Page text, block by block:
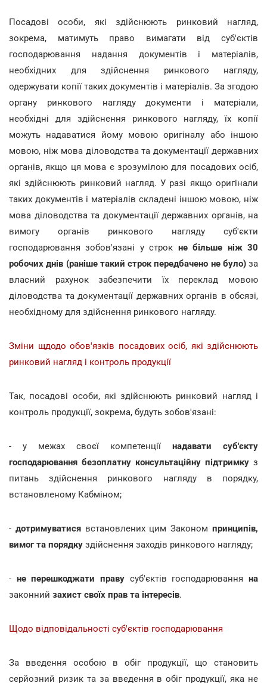
Посадові особи, які здійснюють ринковий нагляд,
зокрема, матимуть право вимагати від суб'єктів
господарювання надання документів і матеріалів,
необхідних для здійснення ринкового нагляду,
одержувати копії таких документів і матеріалів. За згодою
органу ринкового нагляду документи і матеріали,
необхідні для здійснення ринкового нагляду, їх копії
можуть надаватися йому мовою оригіналу або іншою
мовою, ніж мова діловодства та документації державних
органів, якщо ця мова є зрозумілою для посадових осіб,
які здійснюють ринковий нагляд. У разі якщо оригінали
таких документів і матеріалів складені іншою мовою, ніж
мова діловодства та документації державних органів, на
вимогу органів ринкового нагляду суб'єкти
господарювання зобов'язані у строк не більше ніж 30
робочих днів (раніше такий строк передбачено не було)за
власний рахунок забезпечити їх переклад мовою
діловодства та документації державних органів в обсязі,
необхідному для здійснення ринкового нагляду.
Зміни щдодо обов'язків посадових осіб, які здійснюють
ринковий нагляд і контроль продукції
Так, посадові особи, які здійснюють ринковий нагляд і
контроль продукції, зокрема, будуть зобов'язані:
- у межах своєї компетенції надавати суб'єкту
господарювання безоплатну консультаційну підтримку з
питань здійснення ринкового нагляду в порядку,
встановленому Кабміном;
- дотримуватисявстановлених цим Закономпринципів,
вимог та порядку здійснення заходів ринкового нагляду;
- не перешкоджати праву суб'єктів господарюванняна
законний захист своїх прав та інтересів.
Щодо відповідальності суб'єктів господарювання
За введення особою в обіг продукції, що становить
серйозний ризик та за введення в обіг продукції, яка не